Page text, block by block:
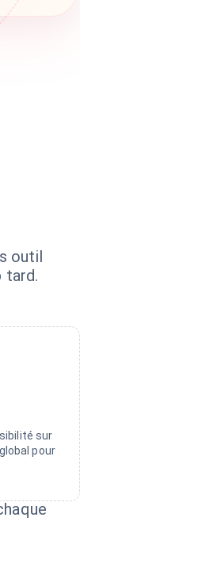
outil
tard.
sur
pour